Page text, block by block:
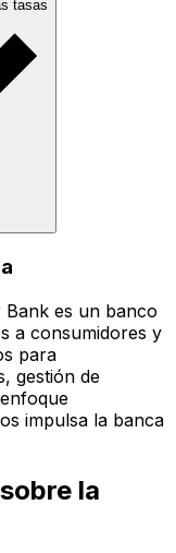
tasas
Bank es un banco
a consumidores y
para
gestión de
impulsa la banca
la